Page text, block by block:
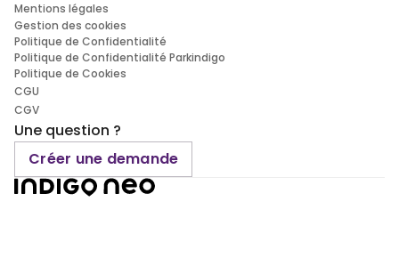
Mentions légales
Gestion des cookies
Politique de Confidentialité
Politique de Confidentialité Parkindigo
Politique de Cookies
CGU
CGV
Une question ?
Créer une demande